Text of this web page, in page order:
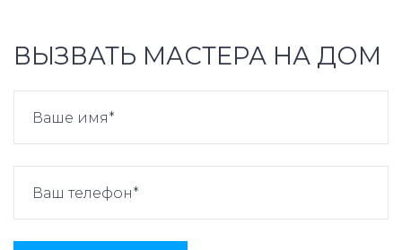
ВЫЗВАТЬ МАСТЕРА НА ДОМ